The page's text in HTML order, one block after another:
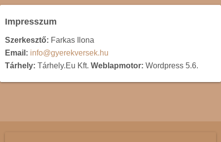
Impresszum
Szerkesztő: Farkas Ilona
Email: info@gyerekversek.hu
Tárhely: Tárhely.Eu Kft. Weblapmotor: Wordpress 5.6.